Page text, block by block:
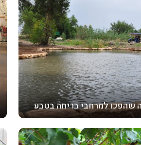
שהפכו למרחבי בריחה בטבע